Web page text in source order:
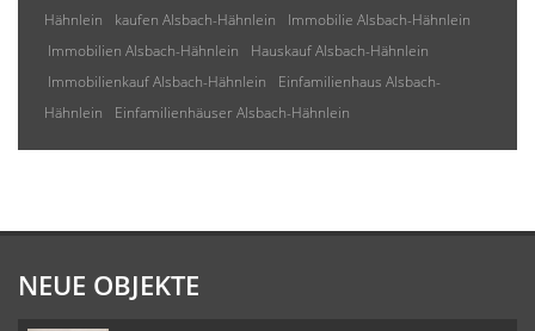
Hähnlein
kaufen Alsbach-Hähnlein
Immobilie Alsbach-Hähnlein
Immobilien Alsbach-Hähnlein
Hauskauf Alsbach-Hähnlein
Immobilienkauf Alsbach-Hähnlein
Einfamilienhaus Alsbach-
Hähnlein
Einfamilienhäuser Alsbach-Hähnlein
NEUE OBJEKTE